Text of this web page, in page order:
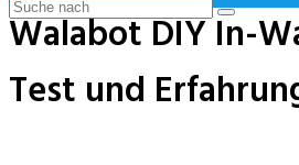
Walabot DIY In-
Test und